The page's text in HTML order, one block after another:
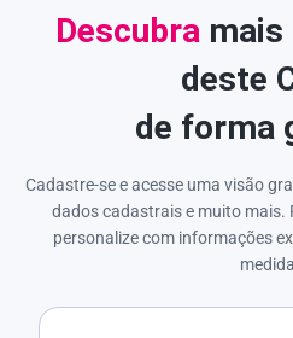
Descubra
deste
de forma
Cadastre-se e acesse uma visão
dados cadastrais e muito mais.
personalize com informações